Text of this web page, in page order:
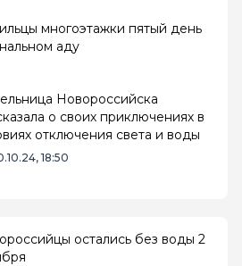
многоэтажки пятый день
аду
Новороссийска
о своих приключениях в
отключения света и воды
18:50
остались без воды 2